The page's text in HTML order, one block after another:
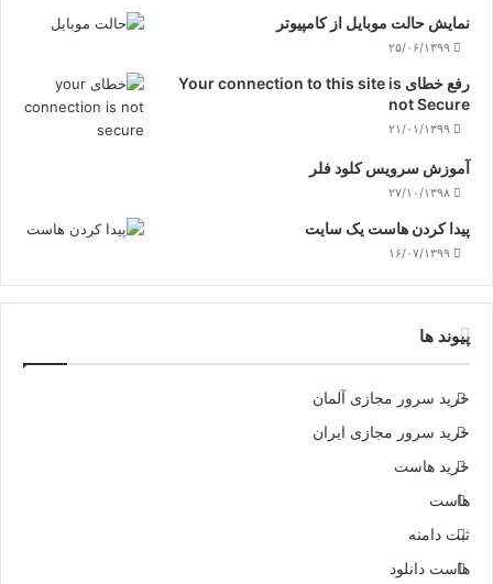
نمایش حالت موبایل از کامپیوتر
۲۵/۰۶/۱۳۹۹
رفع خطای Your connection to this site is
not Secure
۲۱/۰۱/۱۳۹۹
آموزش سرویس کلود فلر
۲۷/۱۰/۱۳۹۸
پیدا کردن هاست یک سایت
۱۶/۰۷/۱۳۹۹
پیوند ها
خرید سرور مجازی آلمان
خرید سرور مجازی ایران
خرید هاست
هاست
ثبت دامنه
هاست دانلود